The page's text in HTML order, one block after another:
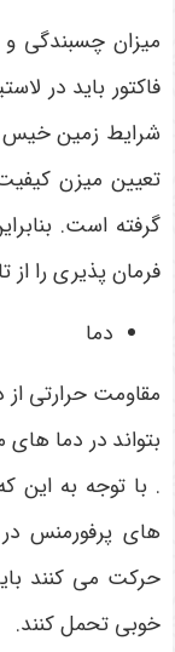
میزان چسبندگی
فاکتور باید در
شرایط زمین خیس و
تعیین میزن کیفیت
گرفته است.
فرمان پذیری را از
دما
مقاومت حرارتی
بتواند در دما
. با توجه به این
های پرفورمنس
حرکت می کنند
خوبی تحمل کنند.